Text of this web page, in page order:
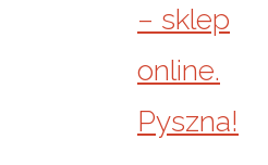
– sklep
online.
Pyszna!